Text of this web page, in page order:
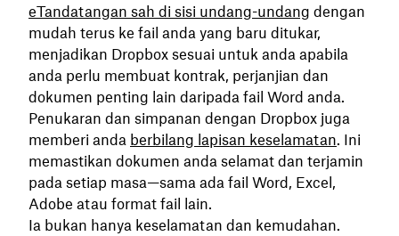
eTandatangan sah di sisi undang-undang dengan
mudah terus ke fail anda yang baru ditukar,
menjadikan Dropbox sesuai untuk anda apabila
anda perlu membuat kontrak, perjanjian dan
dokumen penting lain daripada fail Word anda.
Penukaran dan simpanan dengan Dropbox juga
memberi anda berbilang lapisan keselamatan. Ini
memastikan dokumen anda selamat dan terjamin
pada setiap masa—sama ada fail Word, Excel,
Adobe atau format fail lain.
Ia bukan hanya keselamatan dan kemudahan.